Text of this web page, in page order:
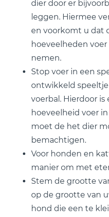
dier door er
leggen. Hiermee
en voorkomt u dat
hoeveelheden
nemen.
Stop voer in een
ontwikkeld speeltje
voerbal. Hierdoor is
hoeveelheid voer
moet de het dier
bemachtigen.
Voor honden en
manier om met
Stem de grootte
op de grootte van
hond die een te